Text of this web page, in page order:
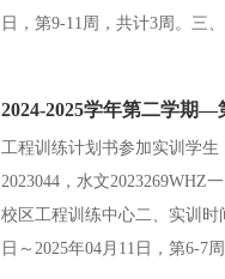
日，第9-11周，共计3周。三
2024-2025学年第二学期—
工程训练计划书参加实训学生
2023044，水文2023269WHZ
校区工程训练中心二、实训时
日～2025年04月11日，第6-7